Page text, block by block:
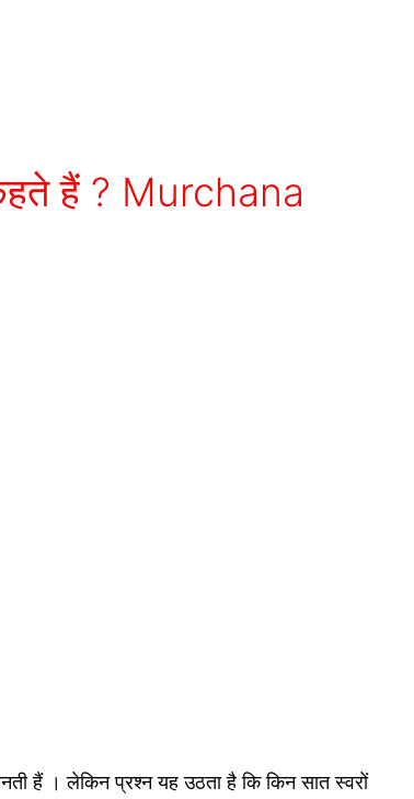
कहते हैं ? Murchana
हैं । लेकिन प्रश्न यह उठता है कि किन सात स्वरों